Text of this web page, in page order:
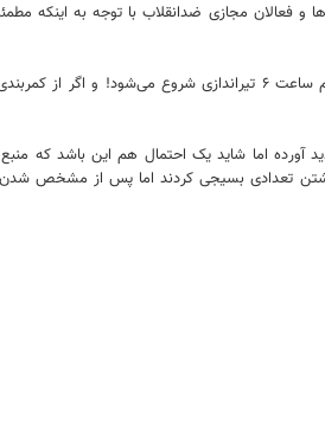
و فعالان مجازی ضدانقلاب با توجه به اینکه
یکی از روایتهای پربازدید از حادثه مربوط به مادر کیان، کودک شهید حادثه تروریستی ایذه است که اظهاراتش دو محور اصلی دارد. اول اینکه
اقدامات مادر کیان پدید آورده اما شاید یک احتمال هم این
کشتن تعدادی بسیجی کردند اما پس از مشخص